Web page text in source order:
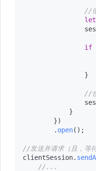
//
let
if
                }
//
            }
        })
        .
open();
//发送并请求（且，等
clientSession.
//...